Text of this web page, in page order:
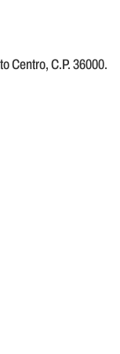
Centro, C.P. 36000.